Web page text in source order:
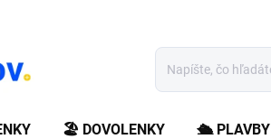
🏖️ DOVOLENKY 🛳️ PLAVBY